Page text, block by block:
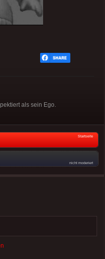
als sein Ego.
Startseite
nicht moderiert